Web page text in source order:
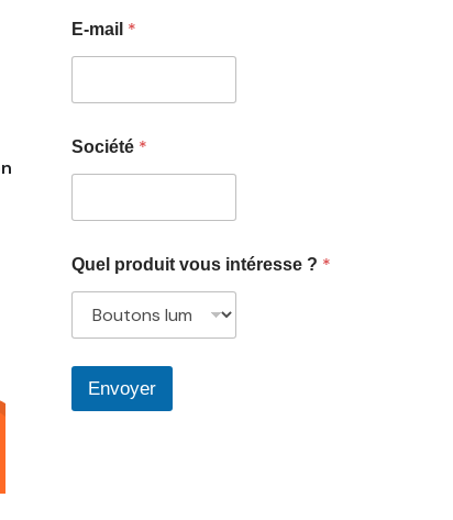
E-mail *
Société *
Quel produit vous intéresse ? *
Envoyer